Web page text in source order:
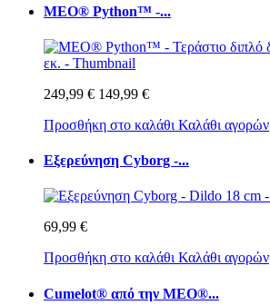
MEO® Python™ -...
249,99 € 149,99 €
Προσθήκη στο καλάθι Καλάθι αγορών
Εξερεύνηση Cyborg -...
69,99 €
Προσθήκη στο καλάθι Καλάθι αγορών
Cumelot® από την MEO®...